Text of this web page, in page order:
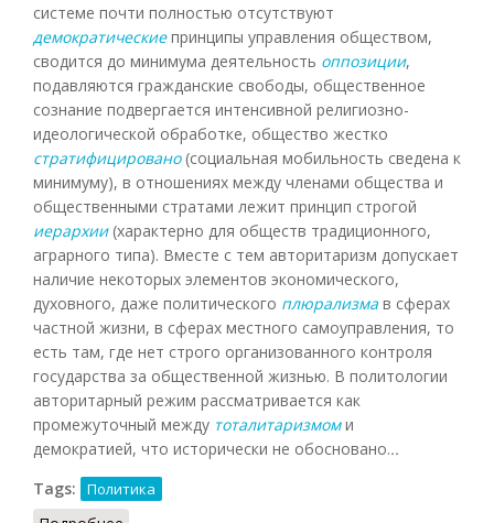
системе почти полностью отсутствуют
демократическиепринципы управления обществом,
сводится до минимума деятельность оппозиции,
подавляются гражданские свободы, общественное
сознание подвергается интенсивной религиозно-
идеологической обработке, общество жестко
стратифицировано(социальная мобильность сведена к
минимуму), в отношениях между членами общества и
общественными стратами лежит принцип строгой
иерархии(характерно для обществ традиционного,
аграрного типа). Вместе с тем авторитаризм допускает
наличие некоторых элементов экономического,
духовного, даже политического плюрализма в сферах
частной жизни, в сферах местного самоуправления, то
есть там, где нет строго организованного контроля
государства за общественной жизнью. В политологии
авторитарный режим рассматривается как
промежуточный между тоталитаризмоми
демократией, что исторически не обосновано...
Tags:
Политика